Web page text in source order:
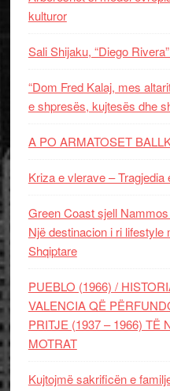
kulturor
Sali Shijaku, “Diego
“Dom Fred Kalaj, mes
e shpresës, kujtesës dhe
A PO ARMATOSET
Kriza e vlerave –
Green Coast sjell
Një destinacion i ri
Shqiptare
PUEBLO (1966) /
VALENCIA QË
PRITJE (1937 – 1966) TË
MOTRAT
Kujtojmë sakrificën e